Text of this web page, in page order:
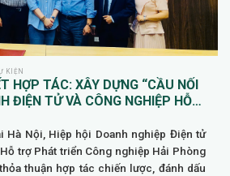
KIỆN
HỢP TÁC: XÂY DỰNG “CẦU NỐI
ĐIỆN TỬ VÀ CÔNG NGHIỆP HỖ
Hà Nội, Hiệp hội Doanh nghiệp Điện tử
trợ Phát triển Công nghiệp Hải Phòng
thuận hợp tác chiến lược, đánh dấu